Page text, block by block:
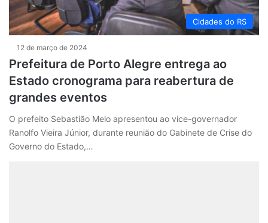
Cidades do RS
12 de março de 2024
Prefeitura de Porto Alegre entrega ao
Estado cronograma para reabertura de
grandes eventos
O prefeito Sebastião Melo apresentou ao vice-governador
Ranolfo Vieira Júnior, durante reunião do Gabinete de Crise do
Governo do Estado,…